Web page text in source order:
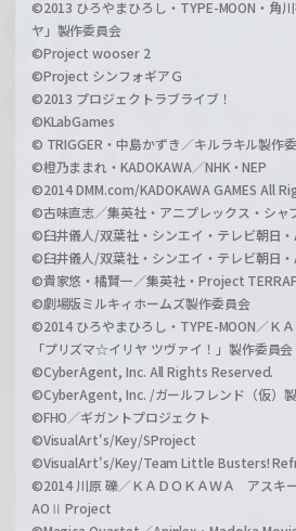
©2013 ひろやまひろし・TYPE-MOON・角
ヤ」製作委員会
©Project wooser 2
©Project シンフォギアＧ
©2013 プロジェクトラブライブ！
©KLabGames
© TRIGGER・中島かずき／キルラキル製作
©橙乃ままれ・KADOKAWA／NHK・NEP
©2014 DMM.com/KADOKAWA GAMES All
©古味直志／集英社・アニプレックス・シャ
©臼井儀人/双葉社・シンエイ・テレビ朝日・
©臼井儀人/双葉社・シンエイ・テレビ朝日
©貴家悠・橘賢一／集英社・Project
©劇場版ミルキィホームズ製作委員会
©2014 ひろやまひろし・TYPE-MOON／Ｋ
「プリズマ☆イリヤ ツヴァイ！」製作委員会
©CyberAgent, Inc. All Rights Reserved.
©CyberAgent, Inc. /ガールフレンド（仮）
©FHO／ギガントプロジェクト
©VisualArt's/Key/SProject
©VisualArt's/Key/Team Little Busters!
©2014 川原 礫／ＫＡＤＯＫＡＷＡ アスキ
AOⅡ Project